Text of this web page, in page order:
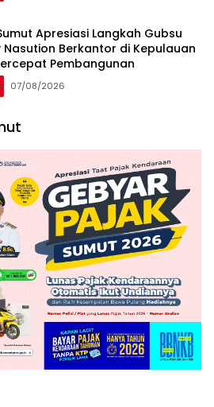
Apresiasi Langkah Gubsu
Nasution Berkantor di Kepulauan
Pembangunan
07/08/2026